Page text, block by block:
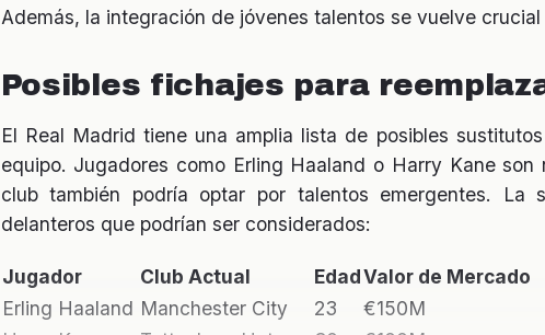
Además, la integración de jóvenes talentos se vuelve
Posibles fichajes para
El Real Madrid tiene una amplia lista de posibles
equipo. Jugadores como Erling Haaland o Harry Kane
club también podría optar por talentos emergentes. La
delanteros que podrían ser considerados:
Jugador Club Actual EdadValor de Mercado
Erling Haaland Manchester City 23
€150M